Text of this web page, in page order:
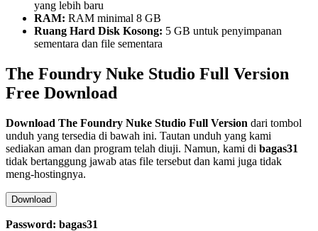
yang lebih baru
RAM: RAM minimal 8 GB
Ruang Hard Disk Kosong: 5 GB untuk penyimpanan
sementara dan file sementara
The Foundry Nuke Studio Full Version
Free Download
Download The Foundry Nuke Studio Full Version dari tombol
unduh yang tersedia di bawah ini. Tautan unduh yang kami
sediakan aman dan program telah diuji. Namun, kami di bagas31
tidak bertanggung jawab atas file tersebut dan kami juga tidak
meng-hostingnya.
Download
Password: bagas31